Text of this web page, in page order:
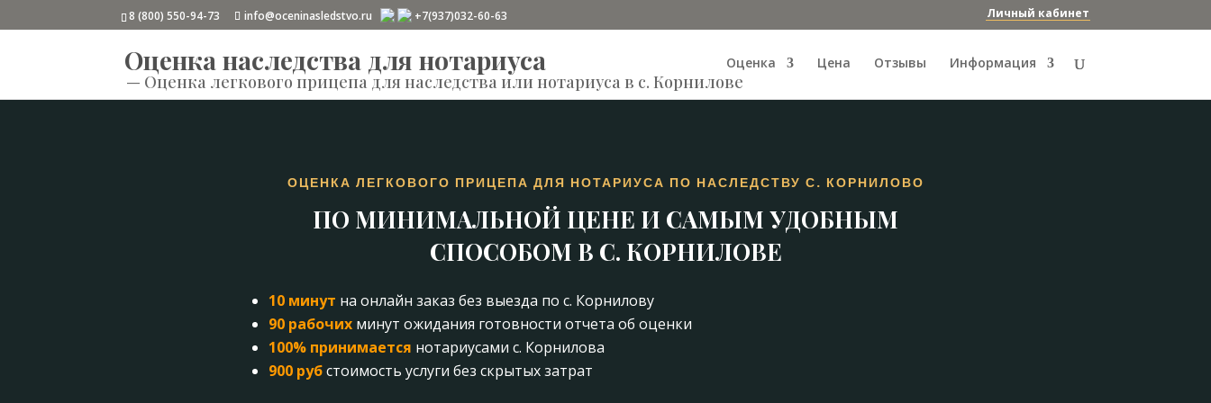
8 (800) 550-94-73 info@oceninasledstvo.ru +7(937)032-60-63 Личный кабинет
Оценка наследства для нотариуса
— Оценка легкового прицепа для наследства или нотариуса в с. Корнилове
Оценка Цена Отзывы Информация
ОЦЕНКА ЛЕГКОВОГО ПРИЦЕПА ДЛЯ НОТАРИУСА ПО НАСЛЕДСТВУ С. КОРНИЛОВО
ПО МИНИМАЛЬНОЙ ЦЕНЕ И САМЫМ УДОБНЫМ
СПОСОБОМ В С. КОРНИЛОВЕ
10 минут на онлайн заказ без выезда по с. Корнилову
90 рабочих минут ожидания готовности отчета об оценки
100% принимается нотариусами с. Корнилова
900 рубстоимость услуги без скрытых затрат